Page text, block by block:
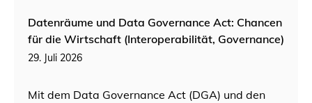
Datenräume und Data Governance Act: Chancen
für die Wirtschaft (Interoperabilität, Governance)
29. Juli 2026
Mit dem Data Governance Act (DGA) und den